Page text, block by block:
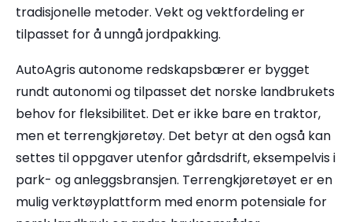
tradisjonelle metoder. Vekt og vektfordeling er
tilpasset for å unngå jordpakking.
AutoAgris autonome redskapsbærer er bygget
rundt autonomi og tilpasset det norske landbrukets
behov for fleksibilitet. Det er ikke bare en traktor,
men et terrengkjøretøy. Det betyr at den også kan
settes til oppgaver utenfor gårdsdrift, eksempelvis i
park- og anleggsbransjen. Terrengkjøretøyet er en
mulig verktøyplattform med enorm potensiale for